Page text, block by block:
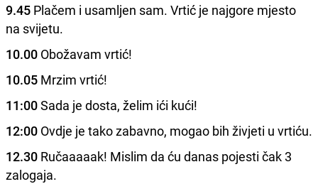
9.45 Plačem i usamljen sam. Vrtić je najgore mjesto
na svijetu.
10.00 Obožavam vrtić!
10.05 Mrzim vrtić!
11:00Sada je dosta, želim ići kući!
12:00 Ovdje je tako zabavno, mogao bih živjeti u vrtiću.
12.30 Ručaaaaak! Mislim da ću danas pojesti čak 3
zalogaja.